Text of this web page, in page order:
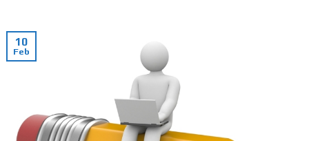
10
Feb